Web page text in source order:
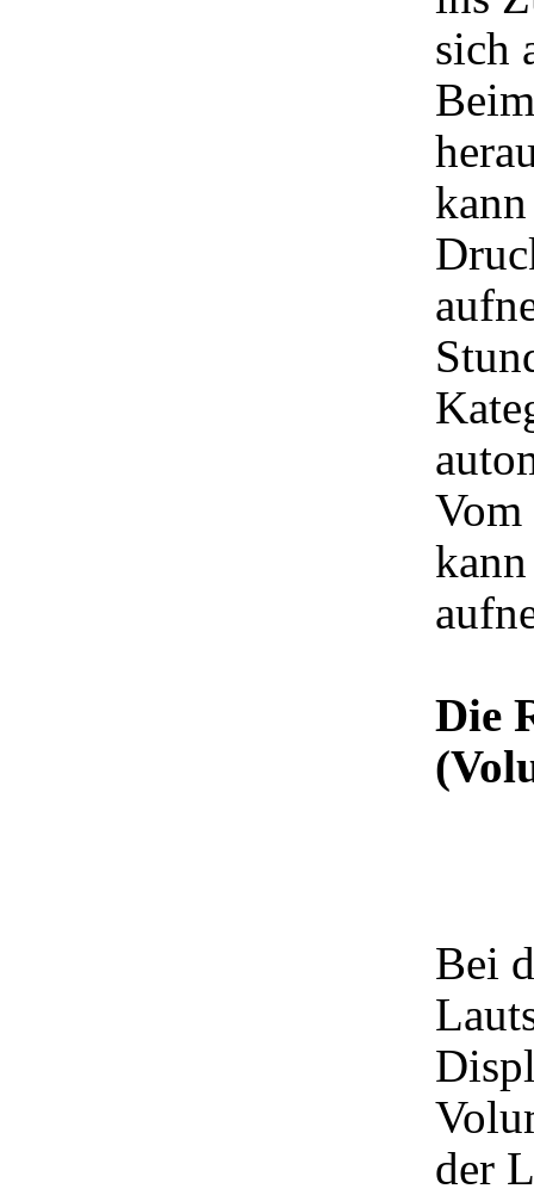
sich
Die
Bei
der